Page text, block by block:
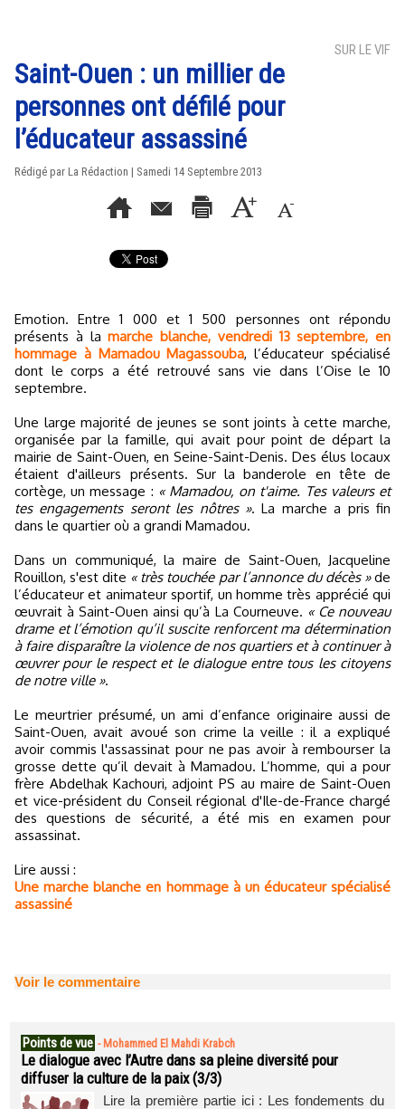
SUR LE VIF
Saint-Ouen : un millier de
personnes ont défilé pour
l’éducateur assassiné
Rédigé par La Rédaction | Samedi 14 Septembre 2013
Emotion. Entre 1 000 et 1 500 personnes ont répondu
présents à lamarche blanche, vendredi 13 septembre, en
hommage à Mamadou Magassouba, l’éducateur spécialisé
dont le corps a été retrouvé sans vie dans l’Oise le 10
septembre.
Une large majorité de jeunes se sont joints à cette marche,
organisée par la famille, qui avait pour point de départ la
mairie de Saint-Ouen, en Seine-Saint-Denis. Des élus locaux
étaient d'ailleurs présents. Sur la banderole en tête de
cortège, un message : « Mamadou, on t'aime. Tes valeurs et
tes engagements seront les nôtres ». La marche a pris fin
dans le quartier où a grandi Mamadou.
Dans un communiqué, la maire de Saint-Ouen, Jacqueline
Rouillon, s'est dite « très touchée par l’annonce du décès »de
l’éducateur et animateur sportif, un homme très apprécié qui
œuvrait à Saint-Ouen ainsi qu’à La Courneuve. « Ce nouveau
drame et l’émotion qu’il suscite renforcent ma détermination
à faire disparaître la violence de nos quartiers et à continuer à
œuvrer pour le respect et le dialogue entre tous les citoyens
de notre ville ».
Le meurtrier présumé, un ami d’enfance originaire aussi de
Saint-Ouen, avait avoué son crime la veille : il a expliqué
avoir commis l'assassinat pour ne pas avoir à rembourser la
grosse dette qu’il devait à Mamadou. L’homme, qui a pour
frère Abdelhak Kachouri, adjoint PS au maire de Saint-Ouen
et vice-président du Conseil régional d'Ile-de-France chargé
des questions de sécurité, a été mis en examen pour
assassinat.
Lire aussi :
Une marche blanche en hommage à un éducateur spécialisé
assassiné
Voir le commentaire
Points de vue - Mohammed El Mahdi Krabch
Le dialogue avec l’Autre dans sa pleine diversité pour
diffuser la culture de la paix (3/3)
Lire la première partie ici : Les fondements du